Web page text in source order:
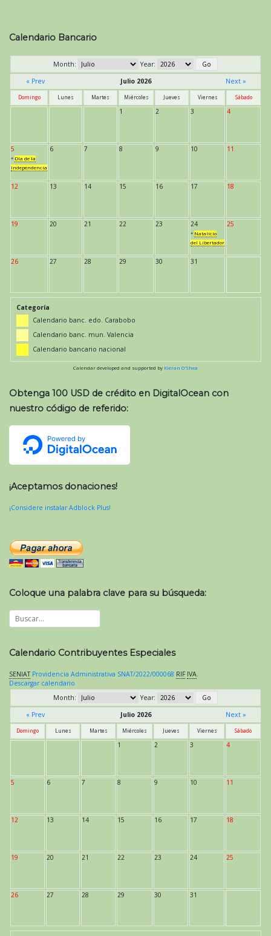
Calendario Bancario
Month:
Year:
« Prev
Julio 2026 Next »
Domingo Lunes Martes Miércoles Jueves Viernes Sábado
1 2 3 4
5
* Día de la
Independencia
6 7 8 9 10 11
12 13 14 15 16 17 18
19 20 21 22 23 24
* Natalicio
del Libertador
25
26 27 28 29 30 31
Categoría
Calendario banc. edo. Carabobo
Calendario banc. mun. Valencia
Calendario bancario nacional
Calendar developed and supported by Kieran O'Shea
Obtenga 100 USD de crédito en DigitalOcean con
nuestro código de referido:
¡Aceptamos donaciones!
¡Considere instalar Adblock Plus!
Coloque una palabra clave para su búsqueda:
Calendario Contribuyentes Especiales
SENIAT Providencia Administrativa SNAT/2022/000068 RIF IVA
Descargar calendario
Month:
Year:
« Prev
Julio 2026 Next »
Domingo Lunes Martes Miércoles Jueves Viernes Sábado
1 2 3 4
5 6 7 8 9 10 11
12 13 14 15 16 17 18
19 20 21 22 23 24 25
26 27 28 29 30 31